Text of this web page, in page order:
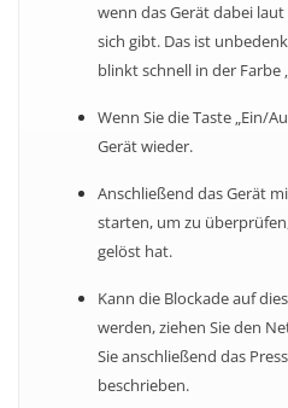
wenn das Gerät dabei
sich gibt. Das ist
blinkt schnell in der Farbe
Wenn Sie die Taste „Ein/
Gerät wieder.
Anschließend das Gerät
starten, um zu
gelöst hat.
Kann die Blockade auf
werden, ziehen Sie den
Sie anschließend das
beschrieben.